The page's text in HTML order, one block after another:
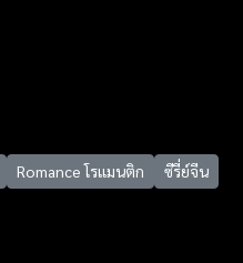
Romance โรแมนติก
ซีรี่ย์จีน